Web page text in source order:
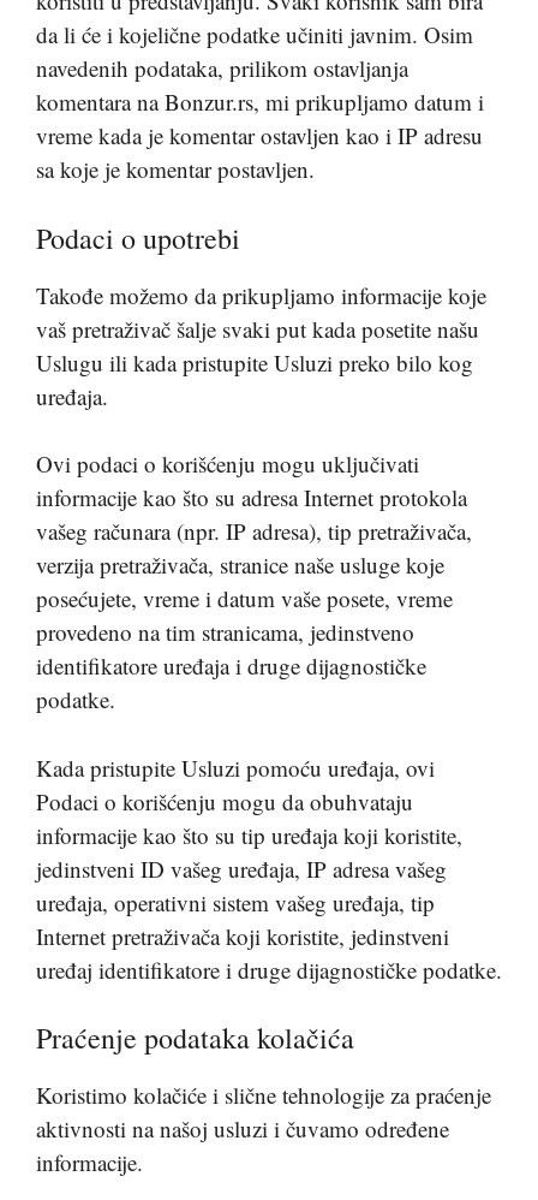
da li će i kojelične podatke učiniti javnim. Osim
navedenih podataka, prilikom ostavljanja
komentara na Bonzur.rs, mi prikupljamo datum i
vreme kada je komentar ostavljen kao i IP adresu
sa koje je komentar postavljen.
Podaci o upotrebi
Takođe možemo da prikupljamo informacije koje
vaš pretraživač šalje svaki put kada posetite našu
Uslugu ili kada pristupite Usluzi preko bilo kog
uređaja.
Ovi podaci o korišćenju mogu uključivati
informacije kao što su adresa Internet protokola
vašeg računara (npr. IP adresa), tip pretraživača,
verzija pretraživača, stranice naše usluge koje
posećujete, vreme i datum vaše posete, vreme
provedeno na tim stranicama, jedinstveno
identifikatore uređaja i druge dijagnostičke
podatke.
Kada pristupite Usluzi pomoću uređaja, ovi
Podaci o korišćenju mogu da obuhvataju
informacije kao što su tip uređaja koji koristite,
jedinstveni ID vašeg uređaja, IP adresa vašeg
uređaja, operativni sistem vašeg uređaja, tip
Internet pretraživača koji koristite, jedinstveni
uređaj identifikatore i druge dijagnostičke podatke.
Praćenje podataka kolačića
Koristimo kolačiće i slične tehnologije za praćenje
aktivnosti na našoj usluzi i čuvamo određene
informacije.